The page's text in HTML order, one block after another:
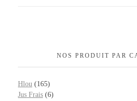
NOS PRODUIT PAR
Hlou (165)
Jus Frais (6)